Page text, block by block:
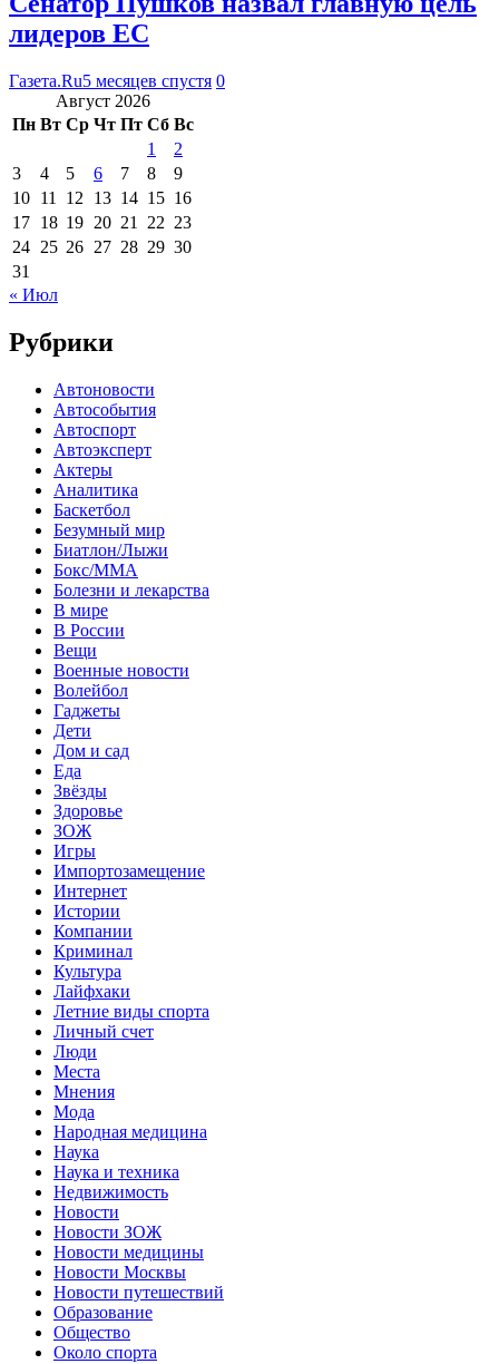
лидеров ЕС
Газета.Ru5 месяцев спустя 0
Август 2026
Пн Вт Ср Чт Пт Сб Вс
1
2
3
4 5 6 7 8
9
10 11 12 13 14 15 16
17 18 19 20 21 22 23
24 25 26 27 28 29 30
31
« Июл
Рубрики
Автоновости
Автособытия
Автоспорт
Автоэксперт
Актеры
Аналитика
Баскетбол
Безумный мир
Биатлон/Лыжи
Бокс/MMA
Болезни и лекарства
В мире
В России
Вещи
Военные новости
Волейбол
Гаджеты
Дети
Дом и сад
Еда
Звёзды
Здоровье
ЗОЖ
Игры
Импортозамещение
Интернет
Истории
Компании
Криминал
Культура
Лайфхаки
Летние виды спорта
Личный счет
Люди
Места
Мнения
Мода
Народная медицина
Наука
Наука и техника
Недвижимость
Новости
Новости ЗОЖ
Новости медицины
Новости Москвы
Новости путешествий
Образование
Общество
Около спорта